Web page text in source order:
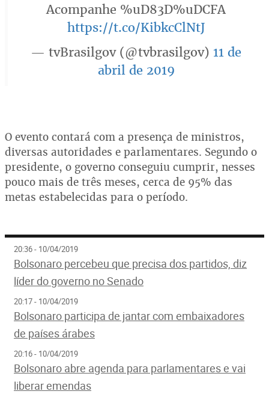
Acompanhe %uD83D%uDCFA
https://t.co/KibkcClNtJ
— tvBrasilgov (@tvbrasilgov) 11 de
abril de 2019
O evento contará com a presença de ministros,
diversas autoridades e parlamentares. Segundo o
presidente, o governo conseguiu cumprir, nesses
pouco mais de três meses, cerca de 95% das
metas estabelecidas para o período.
20:36 - 10/04/2019
Bolsonaro percebeu que precisa dos partidos, diz
líder do governo no Senado
20:17 - 10/04/2019
Bolsonaro participa de jantar com embaixadores
de países árabes
20:16 - 10/04/2019
Bolsonaro abre agenda para parlamentares e vai
liberar emendas